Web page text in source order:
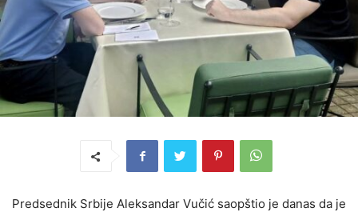
Predsednik Srbije Aleksandar Vučić saopštio je danas da je